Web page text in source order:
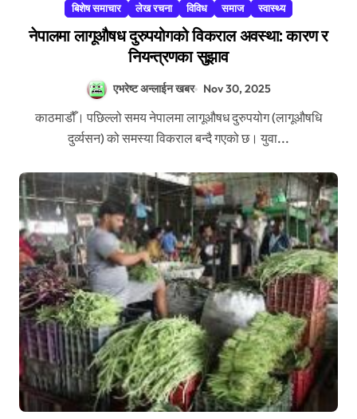
बिशेष समाचार लेख रचना विविध समाज स्वास्थ्य
नेपालमा लागूऔषध दुरुपयोगको विकराल अवस्था: कारण र
नियन्त्रणका सुझाव
एभरेष्ट अन्लाईन खबर Nov 30, 2025
काठमाडौँ। पछिल्लो समय नेपालमा लागूऔषध दुरुपयोग (लागूऔषधि
दुर्व्यसन) को समस्या विकराल बन्दै गएको छ। युवा...